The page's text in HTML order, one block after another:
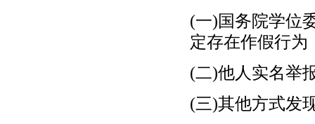
(一)国务院学位
定存在作假行为
(二)他人实名举
(三)其他方式发